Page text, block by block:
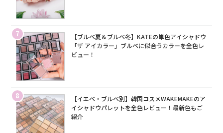
7
【ブルベ夏＆ブルベ冬】KATEの単色アイシャドウ
「ザ アイカラー」ブルベに似合うカラーを全色レ
ビュー！
8
【イエベ・ブルベ別】韓国コスメWAKEMAKEのア
イシャドウパレットを全色レビュー！最新色もご
紹介